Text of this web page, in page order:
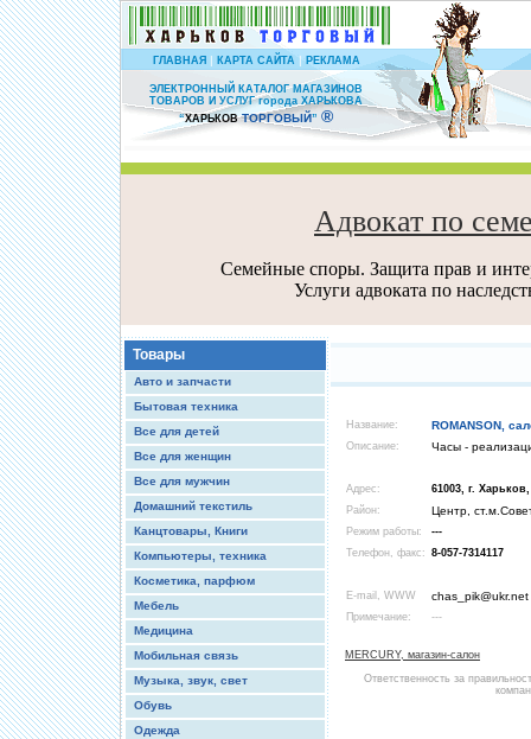
ГЛАВНАЯ| КАРТА САЙТА | РЕКЛАМА
ЭЛЕКТРОННЫЙ КАТАЛОГ МАГАЗИНОВ
ТОВАРОВ И УСЛУГ города ХАРЬКОВА
“ХАРЬКОВ ТОРГОВЫЙ” ®
Адвокат по
Семейные споры. Защита прав и
Услуги адвоката по
Товары
Авто и запчасти
Бытовая техника
Все для детей
Все для женщин
Все для мужчин
Домашний текстиль
Канцтовары, Книги
Компьютеры, техника
Косметика, парфюм
Мебель
Медицина
Мобильная связь
Музыка, звук, свет
Обувь
Одежда
Название: ROMANSON,
Описание: Часы -
Адрес:
61003, г.
Район:
Центр,
Режим работы:
---
Телефон, факс: 8-057-7314117
E-mail, WWW chas_pik@ukr.net
Примечание: ---
MERCURY, магазин-салон
Ответственность за